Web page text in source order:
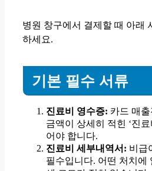
병원 창구에서 결제할 때 아래
하세요.
기본 필수 서류
진료비 영수증: 카드 매
금액이 상세히 적힌 ‘진료
어야 합니다.
진료비 세부내역서: 비급
필수입니다. 어떤 처치에